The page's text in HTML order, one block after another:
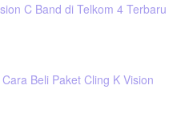
C Band di Telkom 4 Terbaru
Beli Paket Cling K Vision